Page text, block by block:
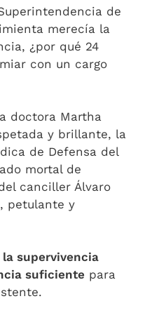
de
merecía la
¿por qué 24
con un cargo
doctora Martha
y brillante, la
de Defensa del
mortal de
canciller Álvaro
petulante y
la supervivencia
suficiente para